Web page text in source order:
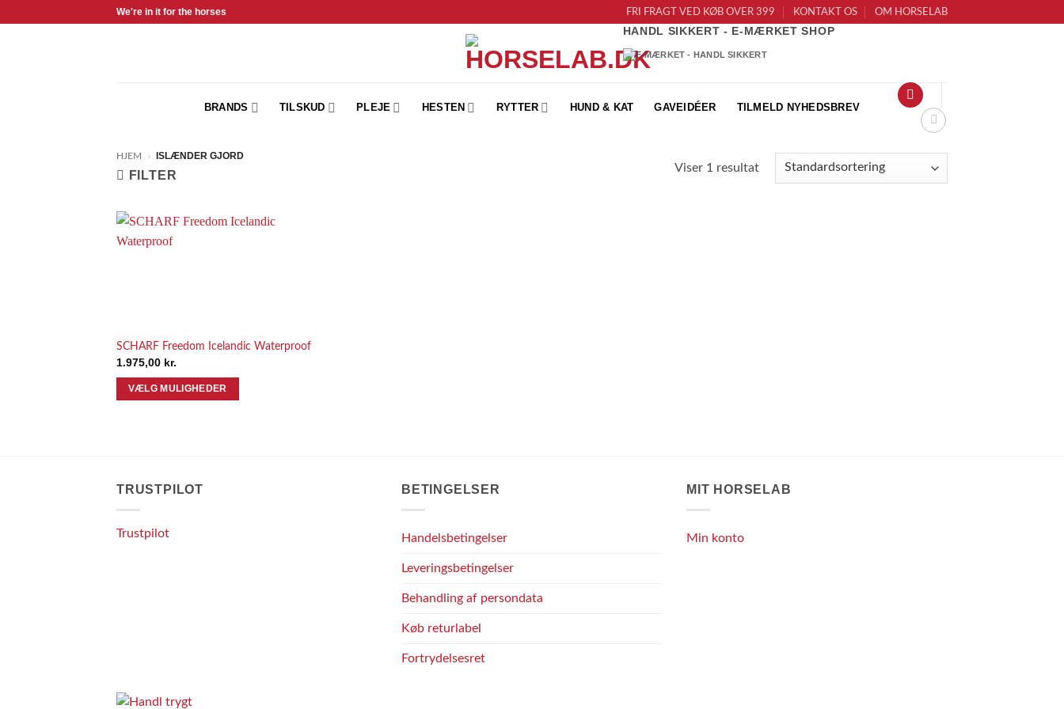
We're in it for the horses FRI FRAGT VED KØB OVER 399 KONTAKT OS OM HORSELAB
HANDL SIKKERT - E-MÆRKET SHOP
BRANDS TILSKUD PLEJE HESTEN RYTTER HUND & KAT GAVEIDÉER TILMELD NYHEDSBREV
HJEM » ISLÆNDER GJORD
FILTER
Viser 1 resultat
SCHARF Freedom Icelandic Waterproof
1.975,00 kr.
VÆLG MULIGHEDER
varianter.
vælges
TRUSTPILOT
Trustpilot
BETINGELSER
Handelsbetingelser
Leveringsbetingelser
Behandling af persondata
Køb returlabel
Fortrydelsesret
MIT HORSELAB
Min konto